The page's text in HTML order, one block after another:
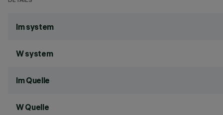
lm system
W system
lm Quelle
W Quelle